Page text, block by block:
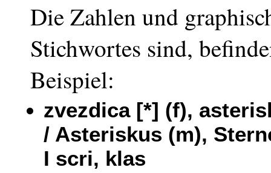
Die Zahlen und
Stichwortes sind,
Beispiel:
zvezdica [*] (f),
/ Asteriskus (m),
I scri, klas